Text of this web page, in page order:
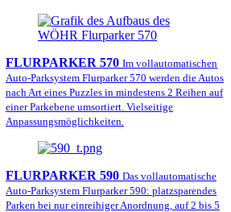
FLURPARKER 570 Im vollautomatischen
Auto-Parksystem Flurparker 570 werden die Autos
nach Art eines Puzzles in mindestens 2 Reihen auf
einer Parkebene umsortiert. Vielseitige
Anpassungsmöglichkeiten.
FLURPARKER 590 Das vollautomatische
Auto-Parksystem Flurparker 590: platzsparendes
Parken bei nur einreihiger Anordnung, auf 2 bis 5